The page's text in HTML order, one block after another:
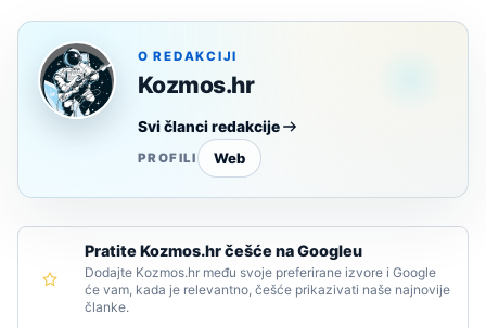
O REDAKCIJI
Kozmos.hr
Svi članci redakcije
PROFILI Web
Pratite Kozmos.hr češće na Googleu
Dodajte Kozmos.hr među svoje preferirane izvore i Google
će vam, kada je relevantno, češće prikazivati naše najnovije
članke.